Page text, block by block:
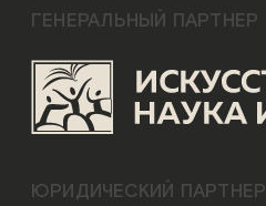
ГЕНЕРАЛЬНЫЙ ПАРТНЕР
ЮРИДИЧЕСКИЙ ПАРТНЕР